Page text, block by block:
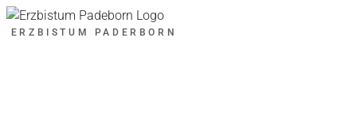
ERZBISTUM PADERBORN